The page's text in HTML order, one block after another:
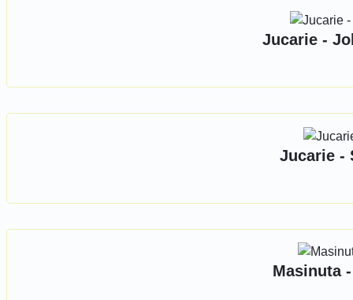
Jucarie -
Jucarie -
Masinuta